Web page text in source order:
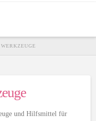
und Hilfsmittel für